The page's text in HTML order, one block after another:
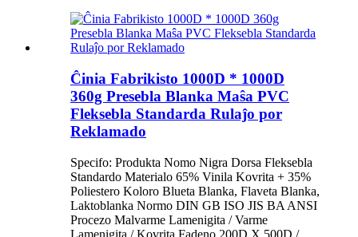
Ĉinia Fabrikisto 1000D * 1000D
360g Presebla Blanka Maŝa PVC
Fleksebla Standarda Rulaĵo por
Reklamado
Specifo: Produkta Nomo Nigra Dorsa Fleksebla
Standardo Materialo 65% Vinila Kovrita + 35%
Poliestero Koloro Blueta Blanka, Flaveta Blanka,
Laktoblanka Normo DIN GB ISO JIS BA ANSI
Procezo Malvarme Lamenigita / Varme
Lamenigita / Kovrita Fadeno 200D X 500D /